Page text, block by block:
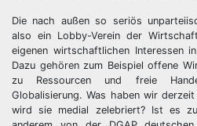
Die nach außen so seriös
also ein Lobby-Verein der
eigenen wirtschaftlichen Interessen
Dazu gehören zum Beispiel offene
zu Ressourcen und freie
Globalisierung. Was haben wir
wird sie medial zelebriert? Ist es